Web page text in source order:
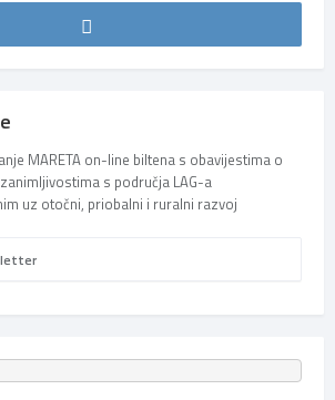
MARETA on-line biltena s obavijestima o
s područja LAG-a
uz otočni, priobalni i ruralni razvoj